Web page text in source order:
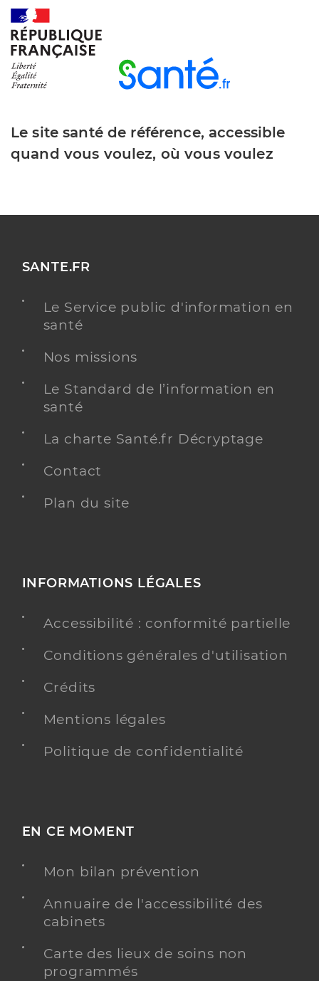
Le site santé de référence, accessible
quand vous voulez, où vous voulez
SANTE.FR
Le Service public d'information en
santé
Nos missions
Le Standard de l’information en
santé
La charte Santé.fr Décryptage
Contact
Plan du site
INFORMATIONS LÉGALES
Accessibilité : conformité partielle
Conditions générales d'utilisation
Crédits
Mentions légales
Politique de confidentialité
EN CE MOMENT
Mon bilan prévention
Annuaire de l'accessibilité des
cabinets
Carte des lieux de soins non
programmés